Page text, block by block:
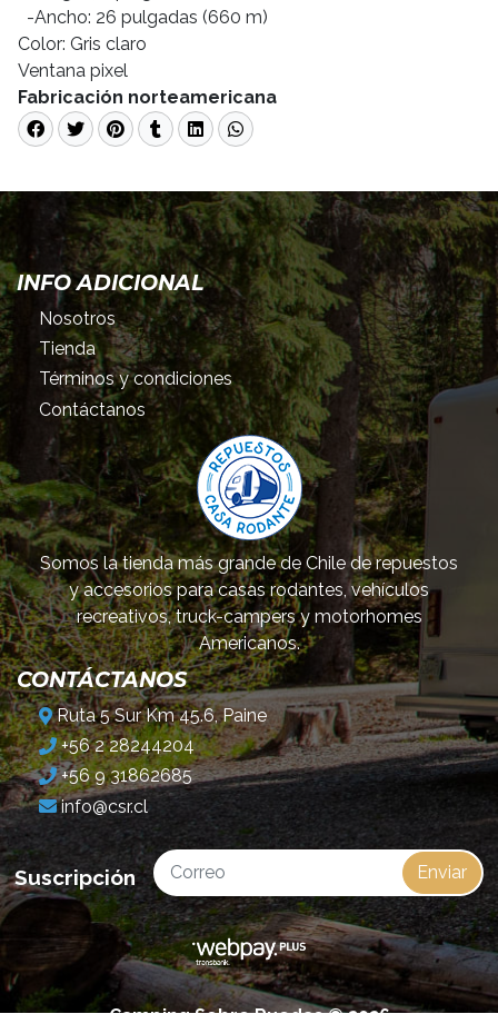
-Ancho: 26 pulgadas (660 m)
Color: Gris claro
Ventana pixel
Fabricación norteamericana
INFO ADICIONAL
Nosotros
Tienda
Términos y condiciones
Contáctanos
Somos la tienda más grande de Chile de repuestos
y accesorios para casas rodantes, vehículos
recreativos, truck-campers y motorhomes
Americanos.
CONTÁCTANOS
Ruta 5 Sur Km 45.6, Paine
+56 2 28244204
+56 9 31862685
info@csr.cl
Suscripción Enviar